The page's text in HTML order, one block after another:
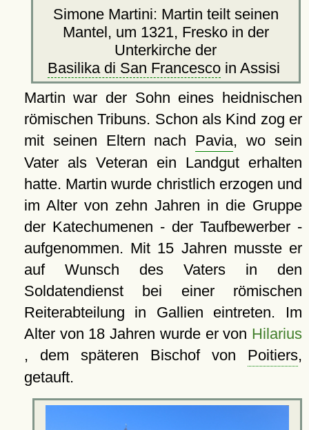
Simone Martini: Martin teilt seinen
Mantel, um 1321, Fresko in der
Unterkirche der
Basilika di San Francescoin Assisi
Martin war der Sohn eines heidnischen
römischen Tribuns. Schon als Kind zog er
mit seinen Eltern nach Pavia, wo sein
Vater als Veteran ein Landgut erhalten
hatte. Martin wurde christlich erzogen und
im Alter von zehn Jahren in die Gruppe
der Katechumenen - der Taufbewerber -
aufgenommen. Mit 15 Jahren musste er
auf Wunsch des Vaters in den
Soldatendienst bei einer römischen
Reiterabteilung in Gallien eintreten. Im
Alter von 18 Jahren wurde er von Hilarius
, dem späteren Bischof von Poitiers,
getauft.